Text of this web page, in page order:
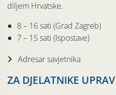
diljem Hrvatske.
8 – 16 sati (Grad Zagreb)
7 – 15 sati (Ispostave)
Adresar savjetnika
ZA DJELATNIKE